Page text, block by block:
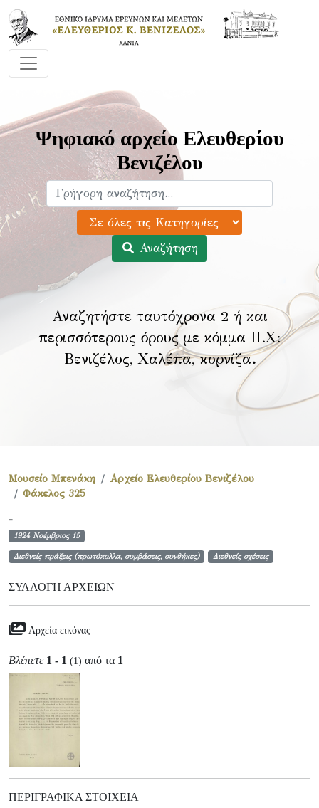
Ψηφιακό αρχείο Ελευθερίου
Βενιζέλου
Αναζήτηση
Αναζητήστε ταυτόχρονα 2 ή και
περισσότερους όρους με κόμμα Π.Χ:
Βενιζέλος, Χαλέπα, κορνίζα.
Μουσείο Μπενάκη
Αρχείο Ελευθερίου Βενιζέλου
Φάκελος 325
-
1924 Νοέμβριος 15
Διεθνείς πράξεις (πρωτόκολλα, συμβάσεις, συνθήκες) Διεθνείς σχέσεις
ΣΥΛΛΟΓΉ ΑΡΧΕΊΩΝ
Αρχεία εικόνας
Βλέπετε 1 - 1 (1) από τα 1
ΠΕΡΙΓΡΑΦΙΚΆ ΣΤΟΙΧΕΊΑ